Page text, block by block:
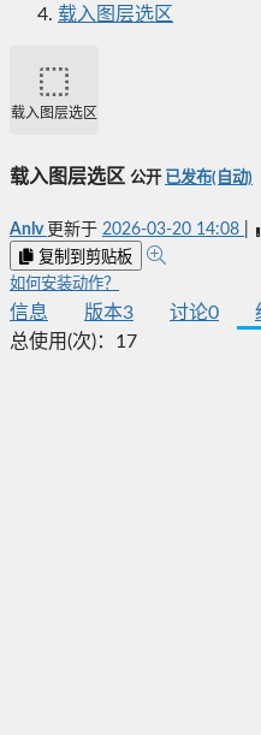
载入图层选区
载入图层选区
载入图层选区 公开 已发布(自动)
Anlv 更新于 2026-03-20 14:08
复制到剪贴板
如何安装动作？
信息 版本3 讨论0
总使用(次)： 17